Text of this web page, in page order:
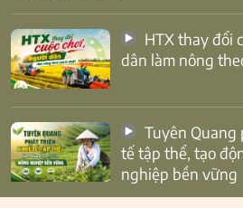
dân làm nông
tế tập thể, tạo
nghiệp bền vững